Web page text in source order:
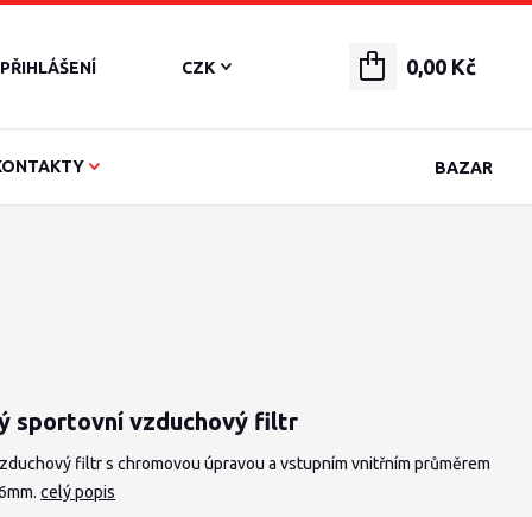
BAZAR
CZK
PŘIHLÁŠENÍ 0,00 Kč
sportovní vzduchový filtr
filtr s chromovou úpravou a vstupním vnitřním průměrem
celý popis